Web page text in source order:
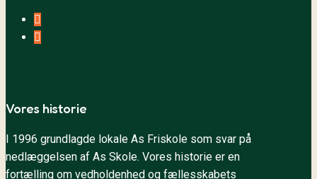
Vores historie
I 1996 grundlagde lokale As Friskole som svar på
nedlæggelsen af As Skole. Vores historie er en
fortælling om vedholdenhed og fællesskabets